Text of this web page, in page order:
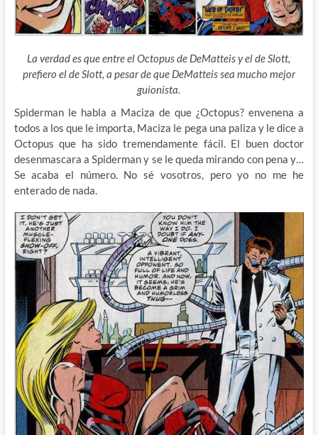
La verdad es que entre el Octopus de DeMatteis y el de Slott,
prefiero el de Slott, a pesar de que DeMatteis sea mucho mejor
guionista.
Spiderman le habla a Maciza de que ¿Octopus? envenena a
todos a los que le importa, Maciza le pega una paliza y le dice a
Octopus que ha sido tremendamente fácil. El buen doctor
desenmascara a Spiderman y se le queda mirando con pena y…
Se acaba el número. No sé vosotros, pero yo no me he
enterado de nada.